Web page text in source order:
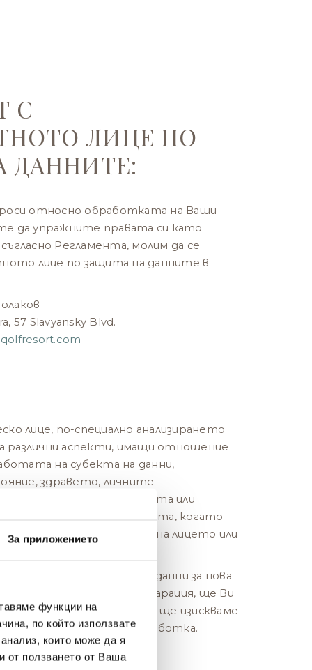
За приложението
функции на
по който използвате
които може да я
от ползването от Ваша
С
ЛИЦЕ ПО
ДАННИТЕ:
относно обработката на Ваши
да упражните правата си като
Регламента, молим да се
лице по защита на данните в
57 Slavyansky Blvd.
лице, по-специално анализирането
различни аспекти, имащи отношение
на субекта на данни,
здравето, личните
благонадеждността или
или движенията, когато
по отношение на лицето или
Вашите лични данни за нова
от настоящата Декларация, ще Ви
и когато е необходимо, ще изискваме
съгласие за новата обработка.